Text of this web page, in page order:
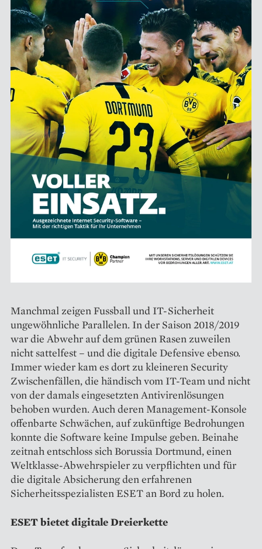
Manchmal zeigen Fussball und IT-Sicherheit
ungewöhnliche Parallelen. In der Saison 2018/2019
war die Abwehr auf dem grünen Rasen zuweilen
nicht sattelfest – und die digitale Defensive ebenso.
Immer wieder kam es dort zu kleineren Security
Zwischenfällen, die händisch vom IT-Team und nicht
von der damals eingesetzten Antivirenlösungen
behoben wurden. Auch deren Management-Konsole
offenbarte Schwächen, auf zukünftige Bedrohungen
konnte die Software keine Impulse geben. Beinahe
zeitnah entschloss sich Borussia Dortmund, einen
Weltklasse-Abwehrspieler zu verpflichten und für
die digitale Absicherung den erfahrenen
Sicherheitsspezialisten ESET an Bord zu holen.
ESET bietet digitale Dreierkette